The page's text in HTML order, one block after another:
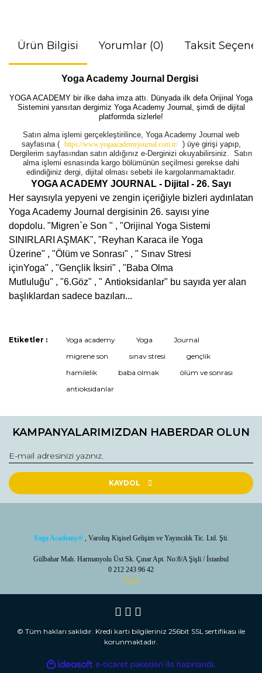
Ürün Bilgisi Yorumlar (0) Taksit
Yoga Academy Journal Dergisi
YOGA ACADEMY bir ilke daha imza attı. Dünyada ilk defa Orijinal Yoga
Sistemini yansıtan dergimiz Yoga Academy Journal, şimdi de dijital
platformda sizlerle!
Satın alma işlemi gerçekleştirilince, Yoga Academy Journal web
sayfasına ( https://www.yogaacademyjournal.com.tr/ )üye girişi yapıp,
Dergilerim sayfasından satın aldığınız e-Derginizi okuyabilirsiniz. Satın
alma işlemi esnasında kargo bölümünün seçilmesi gerekse dahi
edindiğiniz dergi, dijital olması sebebi ile kargolanmamaktadır.
YOGA ACADEMY JOURNAL - Dijital - 26. Sayı
Her sayısıyla yepyeni ve zengin içeriğiyle bizleri aydınlatan
Yoga Academy Journal dergisinin 26. sayısı yine
dopdolu. "Migren`e Son " , "Orijinal Yoga Sistemi
SINIRLARI AŞMAK", "Reyhan Karaca ile Yoga
Üzerine" , "Ölüm ve Sonrası" , " Sınav Stresi
içinYoga" , "Gençlik İksiri" , "Baba Olma
Mutluluğu" , "6.Göz" , " Antioksidanlar" bu sayıda yer alan
başlıklardan sadece bazıları...
Bu ürüne ilk yorumu siz yapın!
Yorum Yaz / Write a comment
Bu ürünün fiyat bilgisi, resim, ürün açıklamalarında ve diğer
kullanarak tarafımıza iletebilirsiniz.
Görüş ve önerileriniz için teşekkür ederiz.
Ürün açıklamasında eksik bilgiler bulunuyor.
Ürün bilgilerinde hatalar bulunuyor.
Bu ürüne benzer farklı alternatifler olmalı.
Gönder /Send
Etiketler : Yoga academy Yoga
Journal
migrene son
sınav stresi
gençlik
hamilelik
baba olmak
ölüm ve sonrası
antioksidanlar
KAMPANYALARIMIZDAN HABERDAR OLUN
KAYDOL
Yoga Academy® , Varoluş Kişisel Gelişim ve Yayıncılık Tic. Ltd. Şti.
Gülbahar Mah. Harmanyolu Üst Sk. Çınar Apt. No:8/A Şişli / İstanbul
0 212 243 96 42
Yoga
© Tüm hakları saklıdır. Kredi kartı bilgileriniz 256bit SSL sertifikası ile
korunmaktadır.
ideasoft
e-